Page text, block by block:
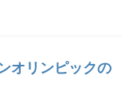
オリンピックの